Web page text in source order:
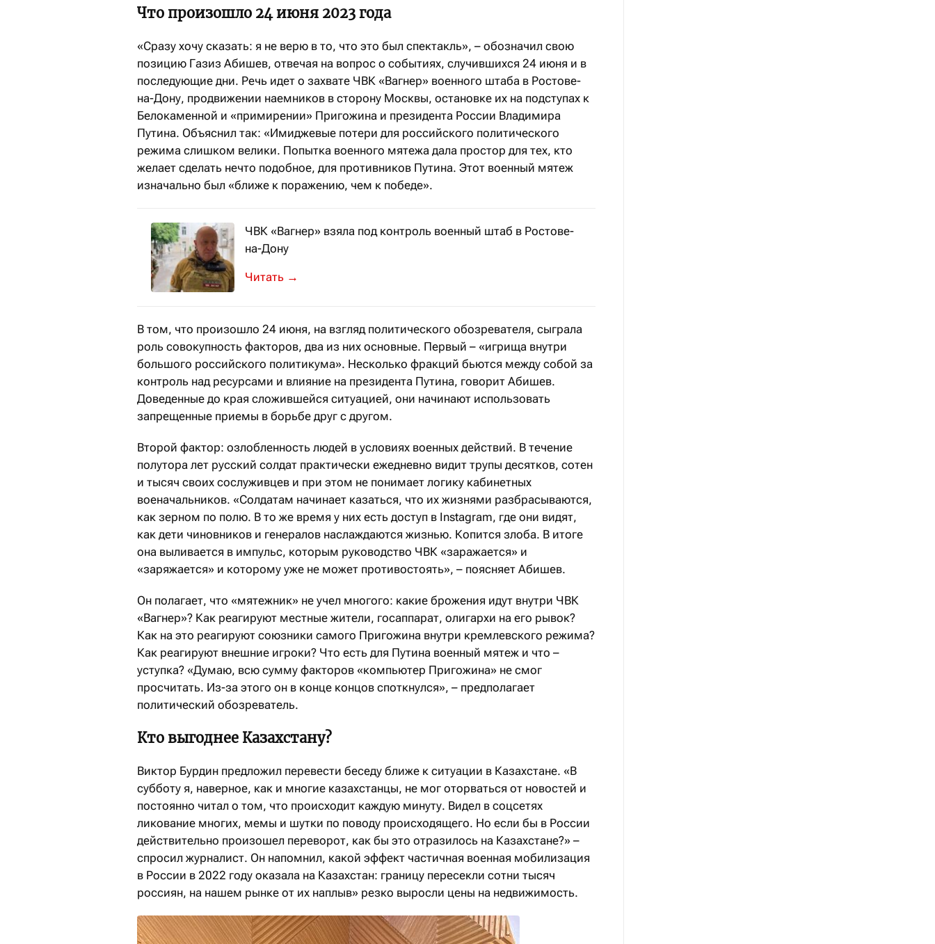
Что произошло 24 июня 2023 года
«Сразу хочу сказать: я не верю в то, что это был спектакль», – обозначил свою
позицию Газиз Абишев, отвечая на вопрос о событиях, случившихся 24 июня и в
последующие дни. Речь идет о захвате ЧВК «Вагнер» военного штаба в Ростове-
на-Дону, продвижении наемников в сторону Москвы, остановке их на подступах к
Белокаменной и «примирении» Пригожина и президента России Владимира
Путина. Объяснил так: «Имиджевые потери для российского политического
режима слишком велики. Попытка военного мятежа дала простор для тех, кто
желает сделать нечто подобное, для противников Путина. Этот военный мятеж
изначально был «ближе к поражению, чем к победе».
ЧВК «Вагнер» взяла под контроль военный штаб в Ростове-
на-Дону
Пригожин заявил, что вагнеровцы выдвинутся в Москву
→
В том, что произошло 24 июня, на взгляд политического обозревателя, сыграла
роль совокупность факторов, два из них основные. Первый – «игрища внутри
большого российского политикума». Несколько фракций бьются между собой за
контроль над ресурсами и влияние на президента Путина, говорит Абишев.
Доведенные до края сложившейся ситуацией, они начинают использовать
запрещенные приемы в борьбе друг с другом.
Второй фактор: озлобленность людей в условиях военных действий. В течение
полутора лет русский солдат практически ежедневно видит трупы десятков, сотен
и тысяч своих сослуживцев и при этом не понимает логику кабинетных
военачальников. «Солдатам начинает казаться, что их жизнями разбрасываются,
как зерном по полю. В то же время у них есть доступ в Instagram, где они видят,
как дети чиновников и генералов наслаждаются жизнью. Копится злоба. В итоге
она выливается в импульс, которым руководство ЧВК «заражается» и
«заряжается» и которому уже не может противостоять», – поясняет Абишев.
Он полагает, что «мятежник» не учел многого: какие брожения идут внутри ЧВК
«Вагнер»? Как реагируют местные жители, госаппарат, олигархи на его рывок?
Как на это реагируют союзники самого Пригожина внутри кремлевского режима?
Как реагируют внешние игроки? Что есть для Путина военный мятеж и что –
уступка? «Думаю, всю сумму факторов «компьютер Пригожина» не смог
просчитать. Из-за этого он в конце концов споткнулся», – предполагает
политический обозреватель.
Кто выгоднее Казахстану?
Виктор Бурдин предложил перевести беседу ближе к ситуации в Казахстане. «В
субботу я, наверное, как и многие казахстанцы, не мог оторваться от новостей и
постоянно читал о том, что происходит каждую минуту. Видел в соцсетях
ликование многих, мемы и шутки по поводу происходящего. Но если бы в России
действительно произошел переворот, как бы это отразилось на Казахстане?» –
спросил журналист. Он напомнил, какой эффект частичная военная мобилизация
в России в 2022 году оказала на Казахстан: границу пересекли сотни тысяч
россиян, на нашем рынке от их наплыв» резко выросли цены на недвижимость.